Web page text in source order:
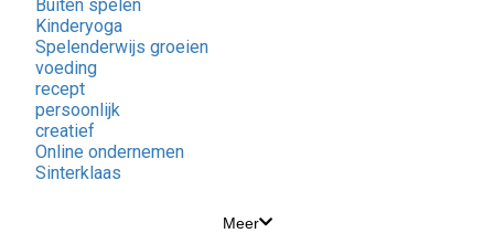
Buiten spelen
Kinderyoga
Spelenderwijs groeien
voeding
recept
persoonlijk
creatief
Online ondernemen
Sinterklaas
Meer